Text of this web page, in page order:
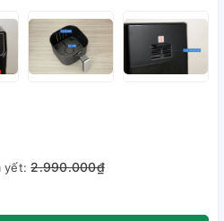
yết:2.990.000₫